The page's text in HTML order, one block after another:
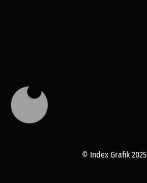
© Index Grafik 2025